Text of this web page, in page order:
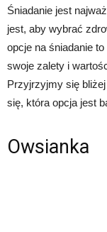
Śniadanie jest
jest, aby wybrać
opcje na śniadanie
swoje zalety i
Przyjrzyjmy się
się, która opcja jest
Owsianka